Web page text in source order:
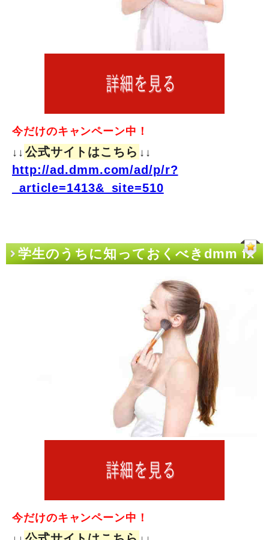
今だけのキャンペーン中！
↓↓ 公式サイトはこちら ↓↓
http://ad.dmm.com/ad/p/r?
_article=1413&_site=510
学生のうちに知っておくべきdmm fx
今だけのキャンペーン中！